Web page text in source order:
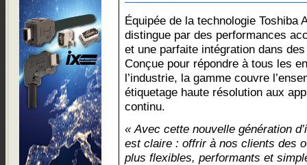
Équipée de la technologie Toshiba
distingue par des performances
et une parfaite intégration dans
Conçue pour répondre à tous les
l’industrie, la gamme couvre
étiquetage haute résolution aux
continu.
« Avec cette nouvelle génération
est claire : offrir à nos clients des
plus flexibles, performants et